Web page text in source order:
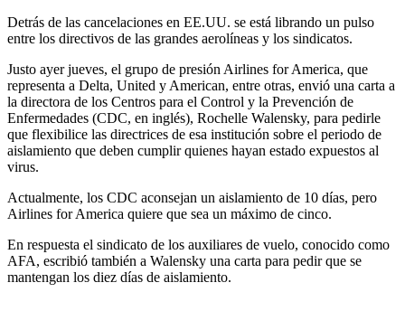
Detrás de las cancelaciones en EE.UU. se está librando un pulso
entre los directivos de las grandes aerolíneas y los sindicatos.
Justo ayer jueves, el grupo de presión Airlines for America, que
representa a Delta, United y American, entre otras, envió una carta a
la directora de los Centros para el Control y la Prevención de
Enfermedades (CDC, en inglés), Rochelle Walensky, para pedirle
que flexibilice las directrices de esa institución sobre el periodo de
aislamiento que deben cumplir quienes hayan estado expuestos al
virus.
Actualmente, los CDC aconsejan un aislamiento de 10 días, pero
Airlines for America quiere que sea un máximo de cinco.
En respuesta el sindicato de los auxiliares de vuelo, conocido como
AFA, escribió también a Walensky una carta para pedir que se
mantengan los diez días de aislamiento.